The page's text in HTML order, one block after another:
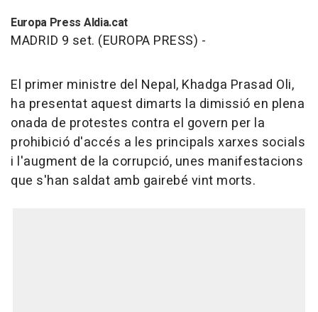
Europa Press Aldia.cat
MADRID 9 set. (EUROPA PRESS) -
El primer ministre del Nepal, Khadga Prasad Oli,
ha presentat aquest dimarts la dimissió en plena
onada de protestes contra el govern per la
prohibició d'accés a les principals xarxes socials
i l'augment de la corrupció, unes manifestacions
que s'han saldat amb gairebé vint morts.